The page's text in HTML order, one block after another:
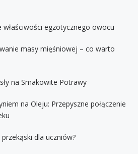
egzotycznego owocu
masy mięśniowej – co warto
na Smakowite Potrawy
na Oleju: Przepyszne połączenie
dla uczniów?